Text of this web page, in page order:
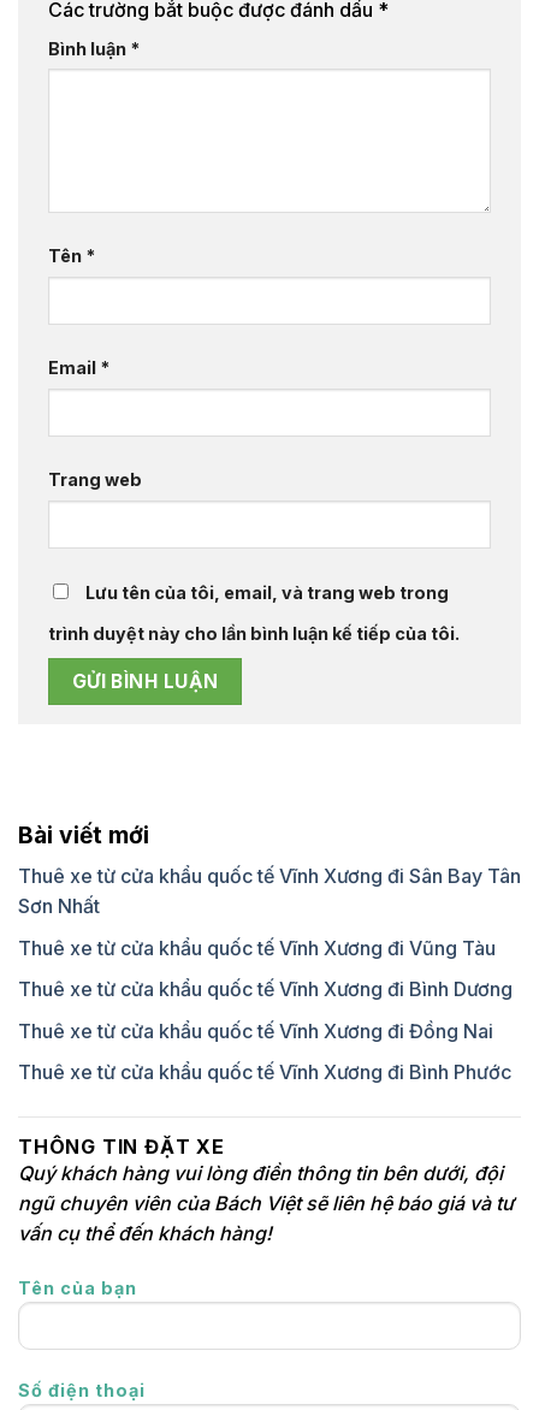
Các trường bắt buộc được đánh dấu *
Bình luận *
Tên *
Email *
Trang web
Lưu tên của tôi, email, và trang web trong
trình duyệt này cho lần bình luận kế tiếp của tôi.
Bài viết mới
Thuê xe từ cửa khẩu quốc tế Vĩnh Xương đi Sân Bay Tân
Sơn Nhất
Thuê xe từ cửa khẩu quốc tế Vĩnh Xương đi Vũng Tàu
Thuê xe từ cửa khẩu quốc tế Vĩnh Xương đi Bình Dương
Thuê xe từ cửa khẩu quốc tế Vĩnh Xương đi Đồng Nai
Thuê xe từ cửa khẩu quốc tế Vĩnh Xương đi Bình Phước
THÔNG TIN ĐẶT XE
Quý khách hàng vui lòng điền thông tin bên dưới, đội
ngũ chuyên viên của Bách Việt sẽ liên hệ báo giá và tư
vấn cụ thể đến khách hàng!
Tên của bạn
Số điện thoại